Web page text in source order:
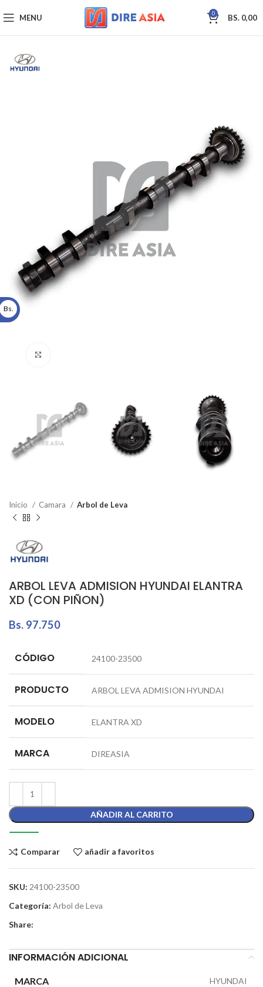
MENU 0 BS. 0,00
Inicio Camara Arbol de Leva
ARBOL LEVA ADMISION HYUNDAI ELANTRA
XD (CON PIÑON)
Bs. 97.750
CÓDIGO 24100-23500
PRODUCTO ARBOL LEVA ADMISION HYUNDAI
MODELO ELANTRA XD
MARCA DIREASIA
AÑADIR AL CARRITO
Comparar añadir a favoritos
SKU: 24100-23500
Categoría: Arbol de Leva
Share:
INFORMACIÓN ADICIONAL
MARCA HYUNDAI
Bs.